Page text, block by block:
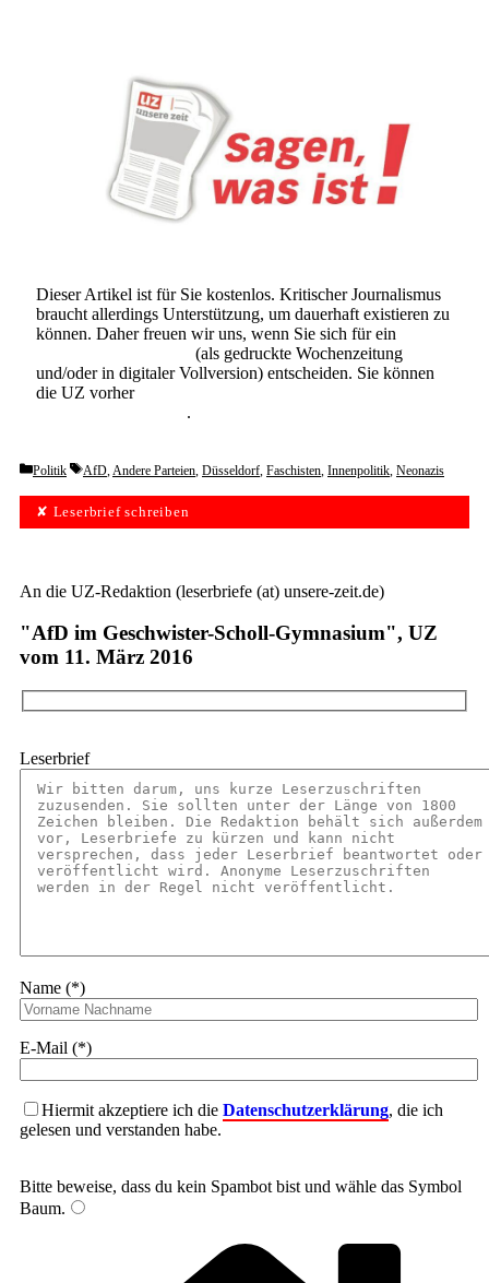
Dieser Artikel ist für Sie kostenlos. Kritischer Journalismus
braucht allerdings Unterstützung, um dauerhaft existieren zu
können. Daher freuen wir uns, wenn Sie sich für ein
(als gedruckte Wochenzeitung
und/oder in digitaler Vollversion) entscheiden. Sie können
die UZ vorher
.
Categories
Politik Tags
AfD,Andere Parteien, Düsseldorf, Faschisten, Innenpolitik, Neonazis
✘ Leserbrief schreiben
An die UZ-Redaktion (leserbriefe (at) unsere-zeit.de)
"AfD im Geschwister-Scholl-Gymnasium", UZ
vom 11. März 2016
Leserbrief
Name (*)
E-Mail (*)
Hiermit akzeptiere ich die Datenschutzerklärung, die ich
gelesen und verstanden habe.
Bitte beweise, dass du kein Spambot bist und wähle das Symbol
Baum.